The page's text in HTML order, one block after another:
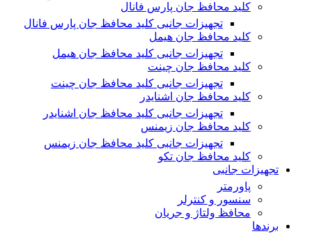
کلید محافظ جان پارس فانال
تجهیزات جانبی کلید محافظ جان پارس فانال
کلید محافظ جان هیمل
تجهیزات جانبی کلید محافظ جان هیمل
کلید محافظ جان چینت
تجهیزات جانبی کلید محافظ جان چینت
کلید محافظ جان اشنایدر
تجهیزات جانبی کلید محافظ جان اشنایدر
کلید محافظ جان زیمنس
تجهیزات جانبی کلید محافظ جان زیمنس
کلید محافظ جان تکو
تجهیزات جانبی
پاورمتر
سنسور و کنترلر
محافظ ولتاژ و‌ جریان
برندها